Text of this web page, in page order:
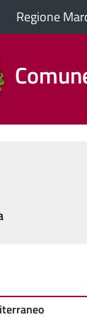
Regione